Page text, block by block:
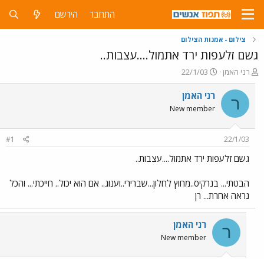
התחבר הירשם
צילום - אמנות הצילום
גשם זלעפות ירד אתמול....עצבות..
פ
ו
ת
ח
ה
ש
א
רני האמן
פ
ו
ר
ס
ם
ר
22/1/03
ר רני האמן
New member
22/1/03
#1
גשם זלעפות ירד אתמול....עצבות..
הבטתי... בנרקיס..מחוץ לחלון...שברירי..וענוג.. אם הוא יכול.. חייכתי... והכל
נראה אחרת... רן
ר רני האמן
New member